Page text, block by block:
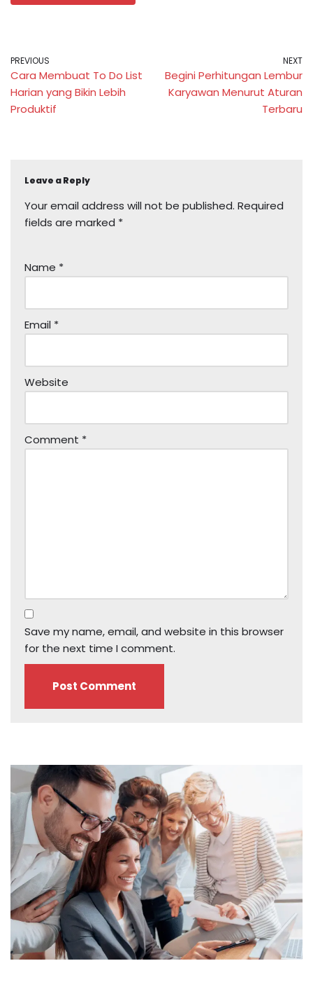
PREVIOUS
Cara Membuat To Do List
Harian yang Bikin Lebih
Produktif
NEXT
Begini Perhitungan Lembur
Karyawan Menurut Aturan
Terbaru
Leave a Reply
Your email address will not be published. Required
fields are marked *
Name *
Email *
Website
Comment *
Save my name, email, and website in this browser
for the next time I comment.